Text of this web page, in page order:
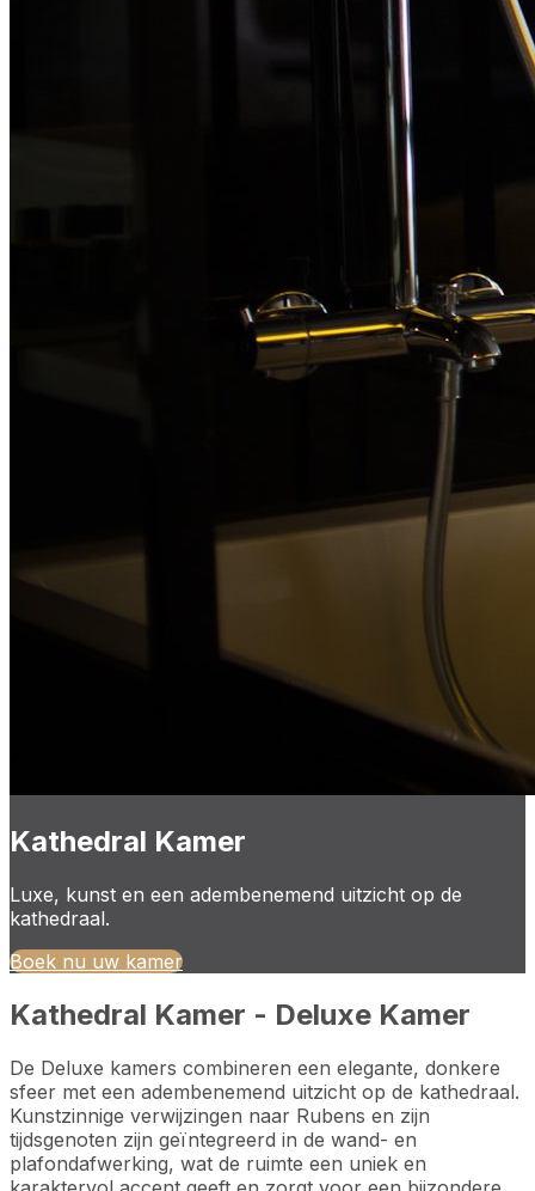
Kathedral Kamer
Luxe, kunst en een adembenemend uitzicht op de
kathedraal.
Boek nu uw kamer
Kathedral Kamer - Deluxe Kamer
De Deluxe kamers combineren een elegante, donkere
sfeer met een adembenemend uitzicht op de kathedraal.
Kunstzinnige verwijzingen naar Rubens en zijn
tijdsgenoten zijn geïntegreerd in de wand- en
plafondafwerking, wat de ruimte een uniek en